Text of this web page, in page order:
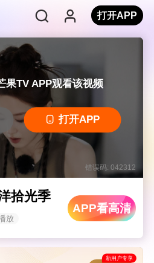
打开APP
果TV APP观看该视频
打开APP
错误码: 042312
拾光季
放
APP看高清
新用户专享